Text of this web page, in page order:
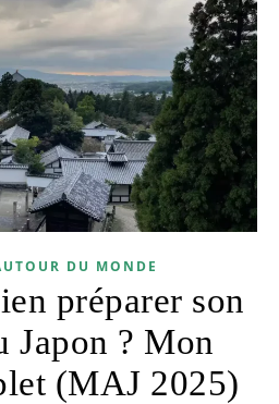
DU MONDE
préparer son
Japon ? Mon
(MAJ 2025)